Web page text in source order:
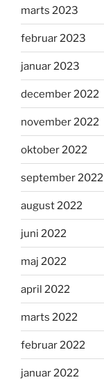
marts 2023
februar 2023
januar 2023
december 2022
november 2022
oktober 2022
september 2022
august 2022
juni 2022
maj 2022
april 2022
marts 2022
februar 2022
januar 2022